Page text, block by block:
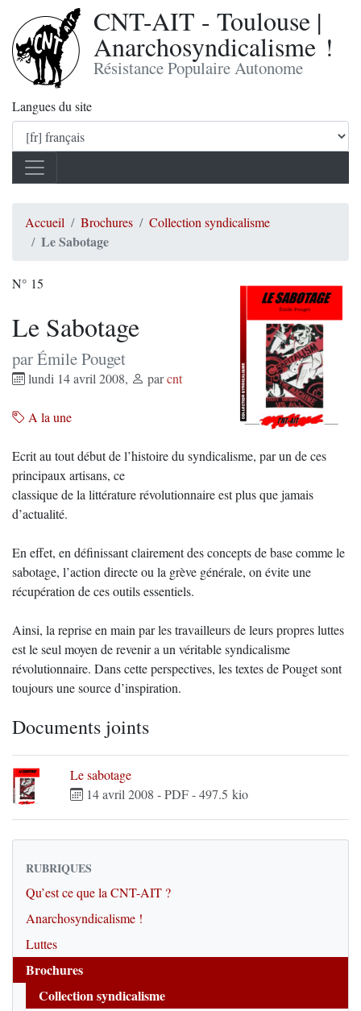
CNT-AIT - Toulouse |
Anarchosyndicalisme !
Résistance Populaire Autonome
Langues du site
Accueil Brochures Collection syndicalisme
Le Sabotage
N° 15
Le Sabotage
par Émile Pouget
lundi 14 avril 2008, parcnt
A la une
Ecrit au tout début de l’histoire du syndicalisme, par un de ces
principaux artisans, ce
classique de la littérature révolutionnaire est plus que jamais
d’actualité.
En effet, en définissant clairement des concepts de base comme le
sabotage, l’action directe ou la grève générale, on évite une
récupération de ces outils essentiels.
Ainsi, la reprise en main par les travailleurs de leurs propres luttes
est le seul moyen de revenir a un véritable syndicalisme
révolutionnaire. Dans cette perspectives, les textes de Pouget sont
toujours une source d’inspiration.
Documents joints
Le sabotage
14 avril 2008 -PDF-497.5 kio
RUBRIQUES
Qu’est ce que la CNT-AIT ?
Anarchosyndicalisme !
Luttes
Brochures
Collection syndicalisme